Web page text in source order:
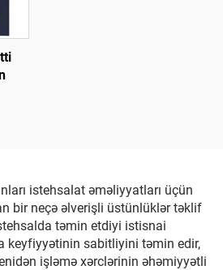
istehsalat əməliyyatları üçün
bir neçə əlverişli üstünlüklər təklif
təmin etdiyi istisnai
keyfiyyətinin sabitliyini təmin edir,
işləmə xərclərinin əhəmiyyətli